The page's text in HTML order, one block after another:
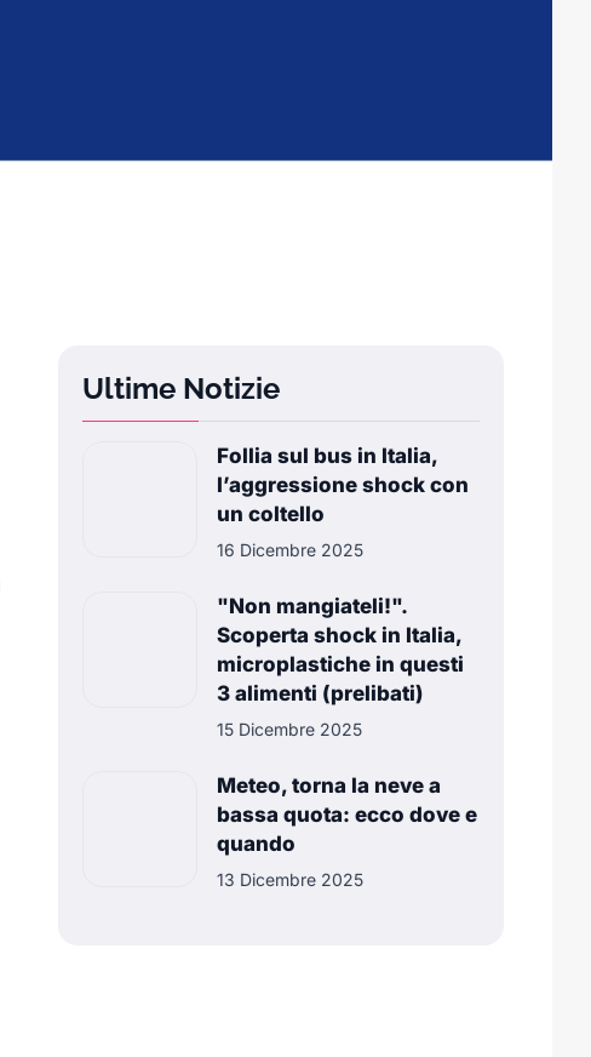
Ultime Notizie
Follia sul bus in Italia,
l’aggressione shock con
un coltello
16 Dicembre 2025
"Non mangiateli!".
Scoperta shock in Italia,
microplastiche in questi
3 alimenti (prelibati)
15 Dicembre 2025
Meteo, torna la neve a
bassa quota: ecco dove e
quando
13 Dicembre 2025